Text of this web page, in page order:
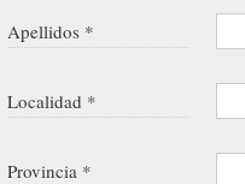
Apellidos *
Localidad *
Provincia *